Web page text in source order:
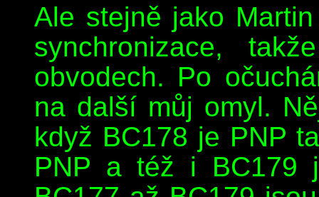
Ale stejně jako
synchronizace,
obvodech. Po
na další můj omyl.
když BC178 je PNP
PNP a též i BC179